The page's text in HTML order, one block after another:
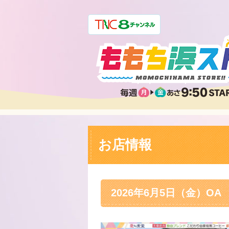
お店情報
2026年6月5日（金）OA